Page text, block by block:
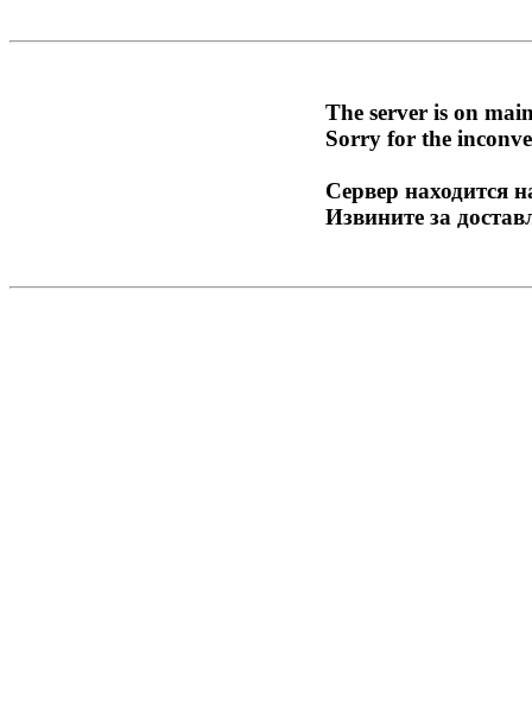
The server is on
Sorry for the
Сервер находится
Извините за